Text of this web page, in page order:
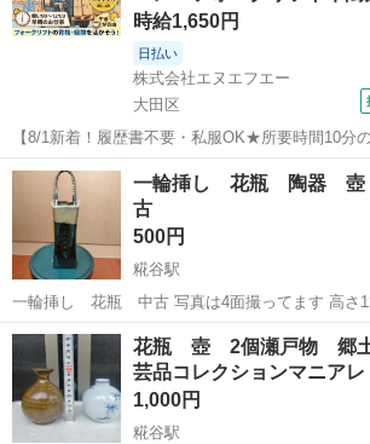
時給1,650円
日払い
株式会社エヌエフエー
大田区
【8/1新着！履歴書不要・私服OK★所要時間10分
スタート！】早朝だけ！6-12時/フォークリフト作
歓迎/大田市場/日払い可(1427) 【お仕事内容】 ・フォークリフトでの
荷物運...
東京 大田区 その他
一輪挿し 花瓶 陶器
古
500円
糀谷駅
一輪挿し 花瓶 中古 写真は4面撮ってます 高さ
東京 大田区 糀谷駅 インテリア雑貨/
花瓶 壺 2個瀬戸物 郷
芸品コレクションマニアレ
1,000円
糀谷駅